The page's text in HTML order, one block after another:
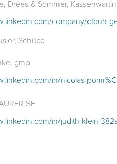
Drees & Sommer, Kassenwärtin
company/ctbuh-
Schüco
gmp
in/nicolas-
SE
in/judith-klein-